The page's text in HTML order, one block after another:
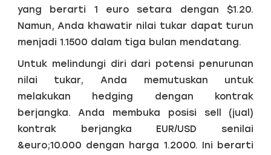
yang berarti 1 euro setara dengan $1.20.
Namun, Anda khawatir nilai tukar dapat turun
menjadi 1.1500 dalam tiga bulan mendatang.
Untuk melindungi diri dari potensi penurunan
nilai tukar, Anda memutuskan untuk
melakukan hedging dengan kontrak
berjangka. Anda membuka posisi sell (jual)
kontrak berjangka EUR/USD senilai
&euro;10.000 dengan harga 1.2000. Ini berarti